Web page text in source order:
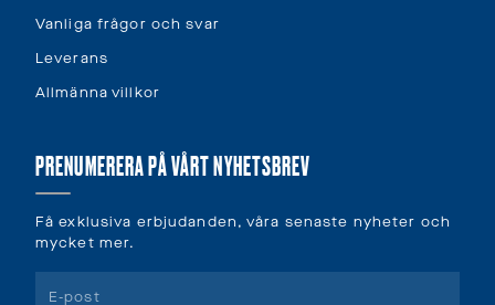
Vanliga frågor och svar
Leverans
Allmänna villkor
PRENUMERERA PÅ VÅRT NYHETSBREV
Få exklusiva erbjudanden, våra senaste nyheter och
mycket mer.